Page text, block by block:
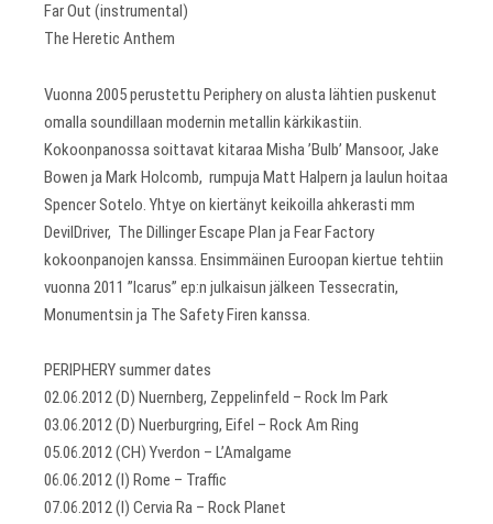
Far Out (instrumental)
The Heretic Anthem
Vuonna 2005 perustettu Periphery on alusta lähtien puskenut
omalla soundillaan modernin metallin kärkikastiin.
Kokoonpanossa soittavat kitaraa Misha ’Bulb’ Mansoor, Jake
Bowen ja Mark Holcomb, rumpuja Matt Halpern ja laulun hoitaa
Spencer Sotelo. Yhtye on kiertänyt keikoilla ahkerasti mm
DevilDriver, The Dillinger Escape Plan ja Fear Factory
kokoonpanojen kanssa. Ensimmäinen Euroopan kiertue tehtiin
vuonna 2011 ”Icarus” ep:n julkaisun jälkeen Tessecratin,
Monumentsin ja The Safety Firen kanssa.
PERIPHERY summer dates
02.06.2012 (D) Nuernberg, Zeppelinfeld – Rock Im Park
03.06.2012 (D) Nuerburgring, Eifel – Rock Am Ring
05.06.2012 (CH) Yverdon – L’Amalgame
06.06.2012 (I) Rome – Traffic
07.06.2012 (I) Cervia Ra – Rock Planet